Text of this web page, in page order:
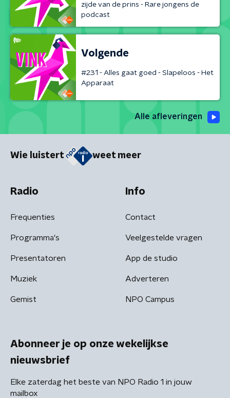
zijde van de prins - Rare jongens de
podcast
Volgende
#231 - Alles gaat goed - Slapeloos - Het
Apparaat
Alle afleveringen
Wie luistert weet meer
Radio
Frequenties
Programma's
Presentatoren
Muziek
Gemist
Info
Contact
Veelgestelde vragen
App de studio
Adverteren
NPO Campus
Abonneer je op onze wekelijkse
nieuwsbrief
Elke zaterdag het beste van NPO Radio 1 in jouw
mailbox